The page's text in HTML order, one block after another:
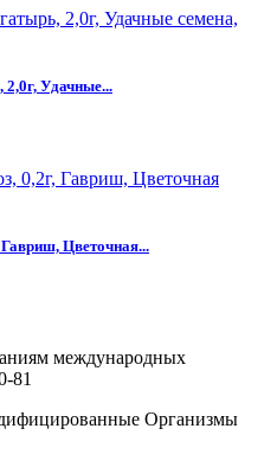
Удачные...
Цветочная...
международных
81
Организмы